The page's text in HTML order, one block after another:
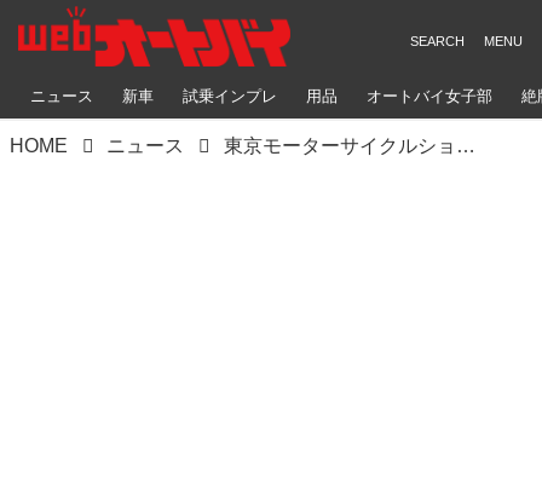
ニュース 新車 試乗インプレ 用品 オートバイ女子部 絶
HOME ニュース 東京モーターサイクルショー2025に“シン・モトラ”が襲来!? 前代未聞のニューモデル!?